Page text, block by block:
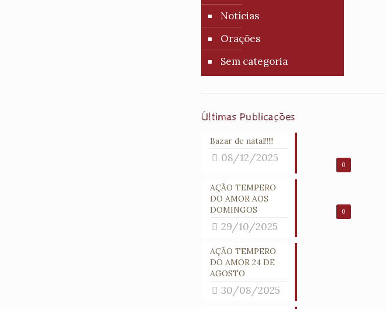
Notícias
Orações
Sem categoria
Últimas Publicações
0
Bazar de natal!!!!!
08/12/2025
0
AÇÃO TEMPERO
DO AMOR AOS
DOMINGOS
29/10/2025
AÇÃO TEMPERO
DO AMOR 24 DE
AGOSTO
30/08/2025